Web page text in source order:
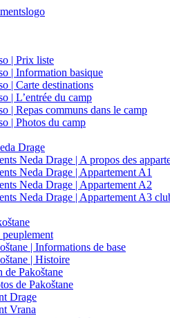
| Prix liste
| Information basique
| Carte destinations
| L’entrée du camp
| Repas communs dans le camp
| Photos du camp
Drage
Neda Drage | A propos des
Neda Drage | Appartement A1
Neda Drage | Appartement A2
Neda Drage | Appartement A3
peuplement
| Informations de base
| Histoire
de Pakoštane
de Pakoštane
Drage
Vrana